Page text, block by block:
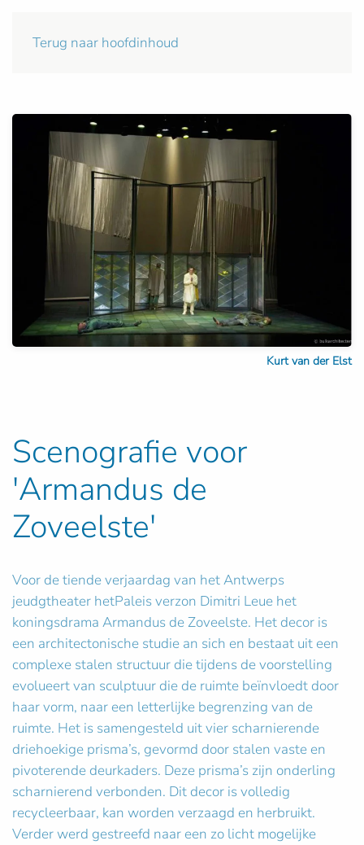
Terug naar hoofdinhoud
Kurt van der Elst
Scenografie voor
'Armandus de
Zoveelste'
Voor de tiende verjaardag van het Antwerps
jeudgtheater hetPaleis verzon Dimitri Leue het
koningsdrama Armandus de Zoveelste. Het decor is
een architectonische studie an sich en bestaat uit een
complexe stalen structuur die tijdens de voorstelling
evolueert van sculptuur die de ruimte beïnvloedt door
haar vorm, naar een letterlijke begrenzing van de
ruimte. Het is samengesteld uit vier scharnierende
driehoekige prisma’s, gevormd door stalen vaste en
pivoterende deurkaders. Deze prisma’s zijn onderling
scharnierend verbonden. Dit decor is volledig
recycleerbaar, kan worden verzaagd en herbruikt.
Verder werd gestreefd naar een zo licht mogelijke